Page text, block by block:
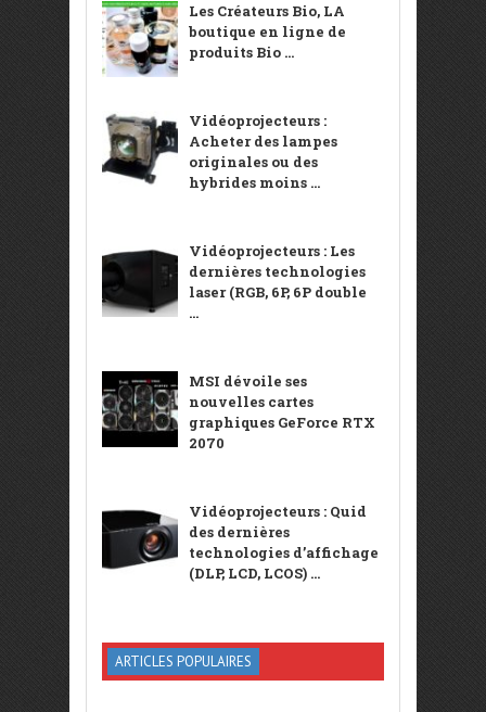
Les Créateurs Bio, LA
boutique en ligne de
produits Bio ...
Vidéoprojecteurs :
Acheter des lampes
originales ou des
hybrides moins ...
Vidéoprojecteurs : Les
dernières technologies
laser (RGB, 6P, 6P double
...
MSI dévoile ses
nouvelles cartes
graphiques GeForce RTX
2070
Vidéoprojecteurs : Quid
des dernières
technologies d’affichage
(DLP, LCD, LCOS) ...
ARTICLES POPULAIRES